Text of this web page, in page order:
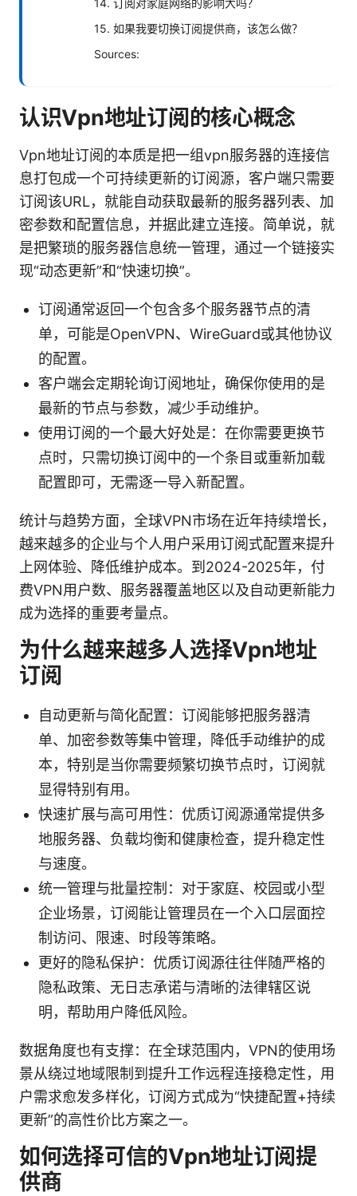
15. 如果我要切换订阅提供商，该怎么做？
Sources:
认识Vpn地址订阅的核心概念
Vpn地址订阅的本质是把一组vpn服务器的连接信
息打包成一个可持续更新的订阅源，客户端只需要
订阅该URL，就能自动获取最新的服务器列表、加
密参数和配置信息，并据此建立连接。简单说，就
是把繁琐的服务器信息统一管理，通过一个链接实
现“动态更新”和“快速切换”。
订阅通常返回一个包含多个服务器节点的清
单，可能是OpenVPN、WireGuard或其他协议
的配置。
客户端会定期轮询订阅地址，确保你使用的是
最新的节点与参数，减少手动维护。
使用订阅的一个最大好处是：在你需要更换节
点时，只需切换订阅中的一个条目或重新加载
配置即可，无需逐一导入新配置。
统计与趋势方面，全球VPN市场在近年持续增长，
越来越多的企业与个人用户采用订阅式配置来提升
上网体验、降低维护成本。到2024-2025年，付
费VPN用户数、服务器覆盖地区以及自动更新能力
成为选择的重要考量点。
为什么越来越多人选择Vpn地址
订阅
自动更新与简化配置：订阅能够把服务器清
单、加密参数等集中管理，降低手动维护的成
本，特别是当你需要频繁切换节点时，订阅就
显得特别有用。
快速扩展与高可用性：优质订阅源通常提供多
地服务器、负载均衡和健康检查，提升稳定性
与速度。
统一管理与批量控制：对于家庭、校园或小型
企业场景，订阅能让管理员在一个入口层面控
制访问、限速、时段等策略。
更好的隐私保护：优质订阅源往往伴随严格的
隐私政策、无日志承诺与清晰的法律辖区说
明，帮助用户降低风险。
数据角度也有支撑：在全球范围内，VPN的使用场
景从绕过地域限制到提升工作远程连接稳定性，用
户需求愈发多样化，订阅方式成为“快捷配置+持续
更新”的高性价比方案之一。
如何选择可信的Vpn地址订阅提
供商